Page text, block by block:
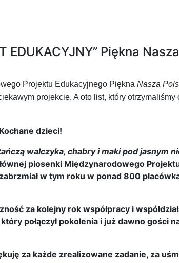
EDUKACYJNY” Piękna Nasza
Projektu Edukacyjnego Piękna Nasza
projekcie. A oto list, który otrzymaliśmy
dzieci!
walczyka, chabry i maki pod jasnym
piosenki Międzynarodowego
w tym roku w ponad 800
za kolejny rok współpracy i
połączył pokolenia i już dawno gości
za każde zrealizowane zadanie, za